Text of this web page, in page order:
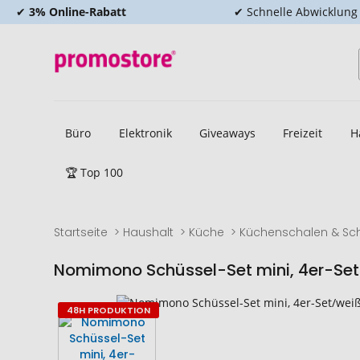
✔ 3% Online-Rabatt ✔ Schnelle Abwicklung
Büro Elektronik Giveaways Freizeit
🏆 Top 100
Startseite Haushalt Küche Küchenschalen &
Nomimono Schüssel-Set mini, 4er-Set
Zum
Ende
der
Bildgalerie
Zum
Anfang
der
Bildgalerie
48H PRODUKTION